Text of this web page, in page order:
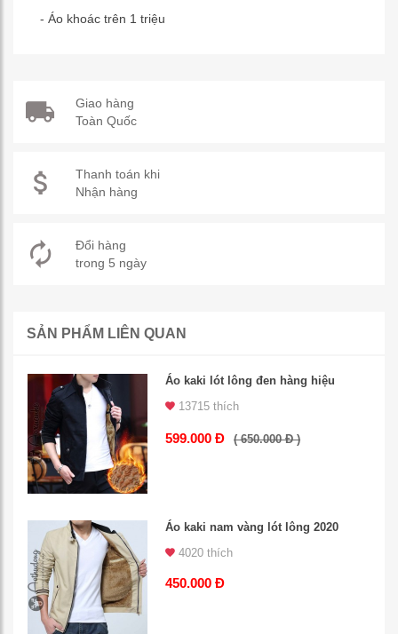
- Áo khoác trên 1 triệu
Giao hàng
Toàn Quốc
Thanh toán khi
Nhận hàng
Đổi hàng
trong 5 ngày
SẢN PHẨM LIÊN QUAN
Áo kaki lót lông đen hàng hiệu
13715 thích
599.000 Đ ( 650.000 Đ )
Áo kaki nam vàng lót lông 2020
4020 thích
450.000 Đ